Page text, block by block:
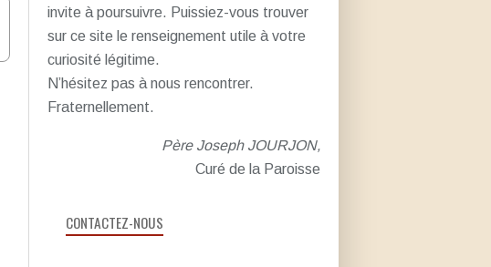
invite à poursuivre. Puissiez-vous trouver
sur ce site le renseignement utile à votre
curiosité légitime.
N’hésitez pas à nous rencontrer.
Fraternellement.
Père Joseph JOURJON,
Curé de la Paroisse
CONTACTEZ-NOUS